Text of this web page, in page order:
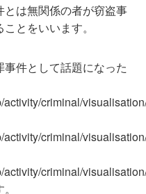
は無関係の者が窃盗事
とをいいます。
件として話題になった
activity/criminal/
activity/criminal/
activity/criminal/